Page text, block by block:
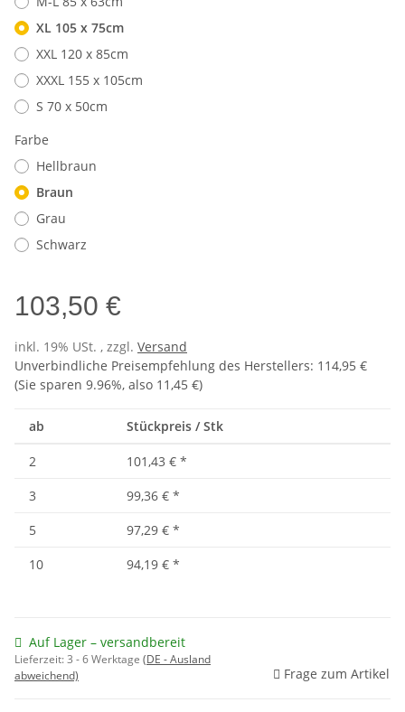
XL 105 x 75cm
XXL 120 x 85cm
XXXL 155 x 105cm
S 70 x 50cm
Farbe
Hellbraun
Braun
Grau
Schwarz
103,50 €
inkl. 19% USt. , zzgl. Versand
Unverbindliche Preisempfehlung des Herstellers: 114,95 €
(Sie sparen 9.96%, also 11,45 €)
ab Stückpreis / Stk
2 101,43 € *
3
99,36 € *
5
97,29 € *
10
94,19 € *
Auf Lager – versandbereit
Lieferzeit:3 - 6 Werktage (DE - Ausland
abweichend)
Frage zum Artikel